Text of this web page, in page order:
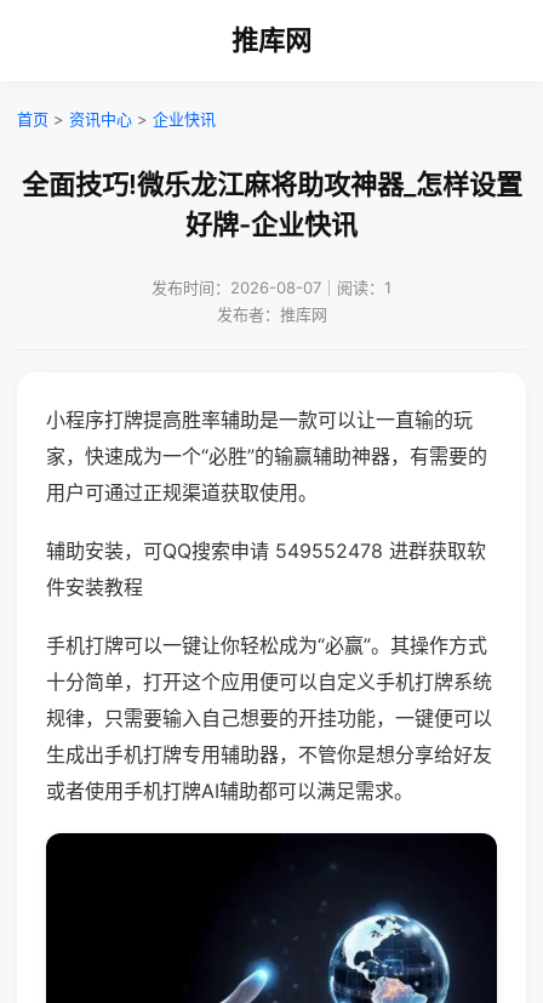
推库网
首页 > 资讯中心 > 企业快讯
全面技巧!微乐龙江麻将助攻神器_怎样设置
好牌-企业快讯
发布时间：2026-08-07｜阅读：1
发布者：推库网
小程序打牌提高胜率辅助是一款可以让一直输的玩
家，快速成为一个“必胜”的输赢辅助神器，有需要的
用户可通过正规渠道获取使用。
辅助安装，可QQ搜索申请 549552478 进群获取软
件安装教程
手机打牌可以一键让你轻松成为“必赢”。其操作方式
十分简单，打开这个应用便可以自定义手机打牌系统
规律，只需要输入自己想要的开挂功能，一键便可以
生成出手机打牌专用辅助器，不管你是想分享给好友
或者使用手机打牌AI辅助都可以满足需求。